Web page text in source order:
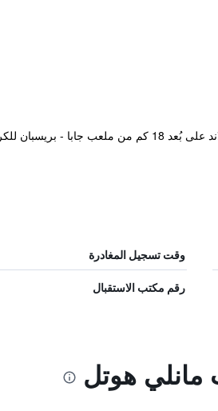
وقت تسجيل المغادرة
رقم مكتب الاستقبال
مانلي هوتل